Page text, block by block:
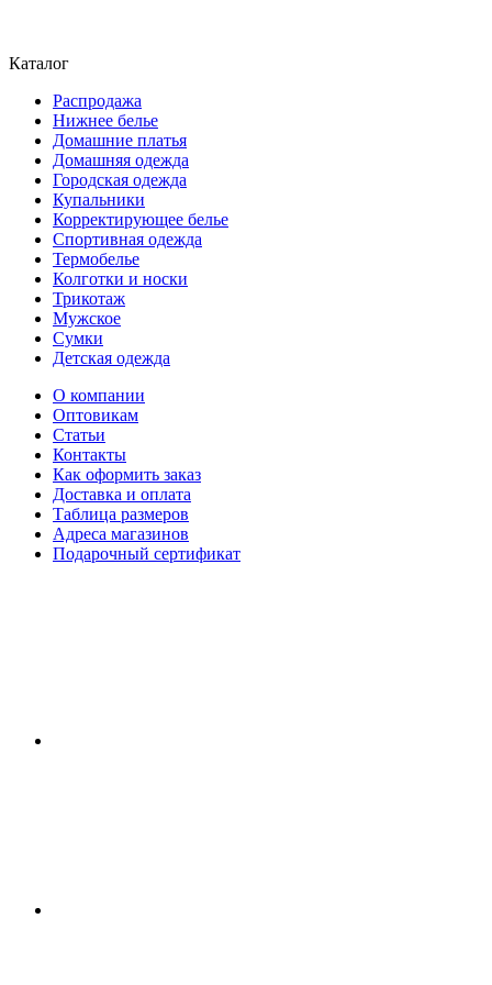
Каталог
Распродажа
Нижнее белье
Домашние платья
Домашняя одежда
Городская одежда
Купальники
Корректирующее белье
Спортивная одежда
Термобелье
Колготки и носки
Трикотаж
Мужское
Сумки
Детская одежда
О компании
Оптовикам
Статьи
Контакты
Как оформить заказ
Доставка и оплата
Таблица размеров
Адреса магазинов
Подарочный сертификат